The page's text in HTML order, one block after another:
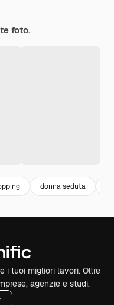
foto.
donna seduta
i tuoi migliori lavori. Oltre
agenzie e studi.